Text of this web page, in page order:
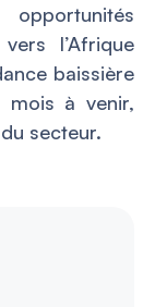
l’Afrique
baissière
mois à venir,
secteur.